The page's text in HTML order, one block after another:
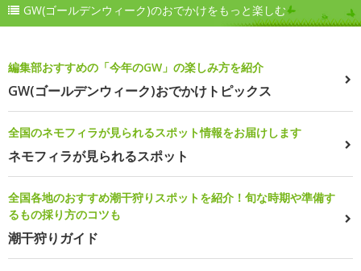
GW(ゴールデンウィーク)のおでかけをもっと楽しむ
編集部おすすめの「今年のGW」の楽しみ方を紹介
GW(ゴールデンウィーク)おでかけトピックス
全国のネモフィラが見られるスポット情報をお届けします
ネモフィラが見られるスポット
全国各地のおすすめ潮干狩りスポットを紹介！旬な時期や準備す
るもの採り方のコツも
潮干狩りガイド